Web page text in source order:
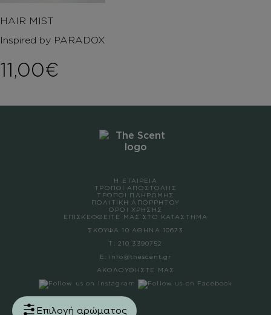
Επιλογή αρώματος
HAIR MIST
Inspired by PARADOX
11,00€
Η ΕΤΑΙΡΕΙΑ
ΤΡΟΠΟΙ ΑΠΟΣΤΟΛΗΣ
ΤΡΟΠΟΙ ΠΛΗΡΩΜΗΣ
ΠΟΛΙΤΙΚΗ ΑΠΟΡΡΗΤΟΥ
ΟΡΟΙ ΧΡΗΣΗΣ
ΕΠΙΣΚΕΦΘΕΙΤΕ ΜΑΣ ΣΤΟ ΚΑΤΑΣΤΗΜΑ
ΣΚΟΥΦΑ 10 ΑΘΗΝΑ 10673
Τ: 210 3390752
Ε: info@thescent.gr
ΑΚΟΛΟΥΘΗΣΤΕ ΜΑΣ